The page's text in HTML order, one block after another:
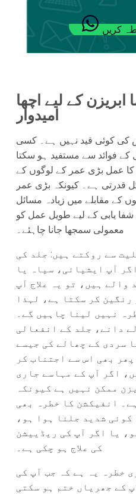
کریں
کے لیے اچھا
امیدوار
کی کوئی قید نہیں ہے۔ کسی
فوائد سے مستفید ہو سکتا
کا عمل بڑی عمر کے لوگوں کے
قدرتی ہے۔ کیونکہ بڑی عمر
کے مقابلے میں زیادہ مسائل
یابی کے لیے طویل عمل کو
معمولی سمجھا جانا چاہئے۔
سے روکتے ہیں: جلد کی
آپ ایشیائی، سیاہ یا
والے ہیں، تو یہ علاج آپ
کر سکتا ہے، لہذا
نہیں لینا چاہیں گے۔
دانے، جلد کے انفعالی
سردی کے چھالے کی جیسے
بھی اس سے اجتناب کر
اگر آپ کے مہاسے جاری
ممکن نہیں ہے کیونکہ
انفیکشن کا خطرہ بھی
کوئی شدید جلنا ہوا ہو،
یا اگر آپ کی ریڈییشن
کی علاج ہو چکی ہے۔
خطرہ یہ ہے کہ جب آپ کی
کے جھریاں ختم ہو سکتی